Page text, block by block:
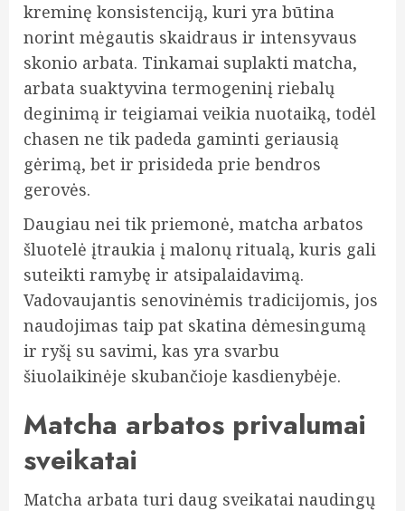
kreminę konsistenciją, kuri yra būtina
norint mėgautis skaidraus ir intensyvaus
skonio arbata. Tinkamai suplakti matcha,
arbata suaktyvina termogeninį riebalų
deginimą ir teigiamai veikia nuotaiką, todėl
chasen ne tik padeda gaminti geriausią
gėrimą, bet ir prisideda prie bendros
gerovės.
Daugiau nei tik priemonė, matcha arbatos
šluotelė įtraukia į malonų ritualą, kuris gali
suteikti ramybę ir atsipalaidavimą.
Vadovaujantis senovinėmis tradicijomis, jos
naudojimas taip pat skatina dėmesingumą
ir ryšį su savimi, kas yra svarbu
šiuolaikinėje skubančioje kasdienybėje.
Matcha arbatos privalumai
sveikatai
Matcha arbata turi daug sveikatai naudingų